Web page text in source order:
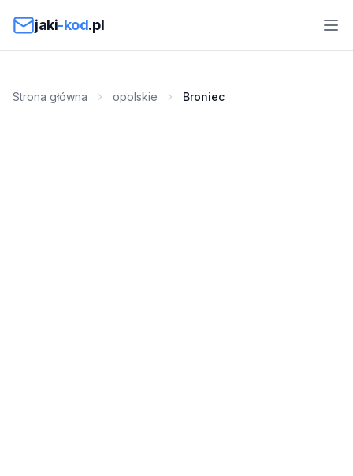
jaki-kod.pl
Strona główna opolskie Broniec